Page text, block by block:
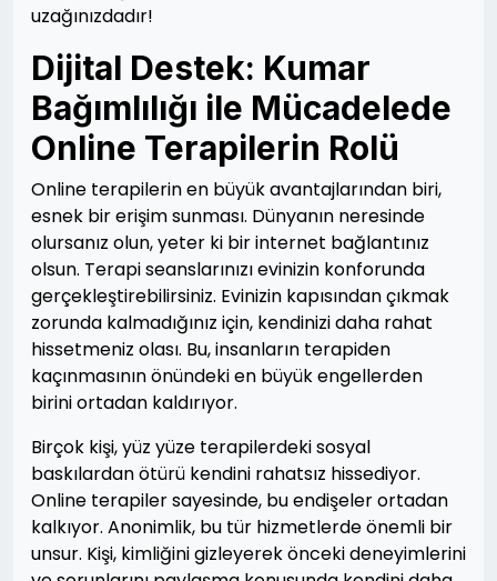
uzağınızdadır!
Dijital Destek: Kumar
Bağımlılığı ile Mücadelede
Online Terapilerin Rolü
Online terapilerin en büyük avantajlarından biri,
esnek bir erişim sunması. Dünyanın neresinde
olursanız olun, yeter ki bir internet bağlantınız
olsun. Terapi seanslarınızı evinizin konforunda
gerçekleştirebilirsiniz. Evinizin kapısından çıkmak
zorunda kalmadığınız için, kendinizi daha rahat
hissetmeniz olası. Bu, insanların terapiden
kaçınmasının önündeki en büyük engellerden
birini ortadan kaldırıyor.
Birçok kişi, yüz yüze terapilerdeki sosyal
baskılardan ötürü kendini rahatsız hissediyor.
Online terapiler sayesinde, bu endişeler ortadan
kalkıyor. Anonimlik, bu tür hizmetlerde önemli bir
unsur. Kişi, kimliğini gizleyerek önceki deneyimlerini